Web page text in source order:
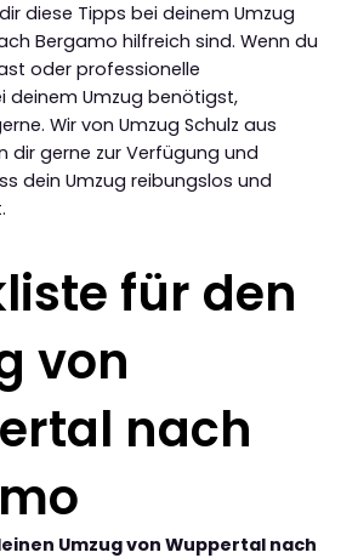
diese Tipps bei deinem Umzug
Bergamo hilfreich sind. Wenn du
oder professionelle
deinem Umzug benötigst,
Wir von Umzug Schulz aus
dir gerne zur Verfügung und
dein Umzug reibungslos und
für den
von
nach
Umzug von Wuppertal nach